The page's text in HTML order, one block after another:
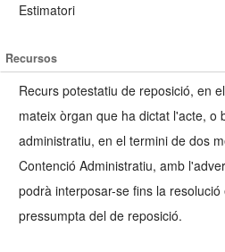
Estimatori
Recursos
Recurs potestatiu de reposició, en
mateix òrgan que ha dictat l'acte, o
administratiu, en el termini de dos
Contenció Administratiu, amb
podrà interposar-se fins la
pressumpta del de reposició.